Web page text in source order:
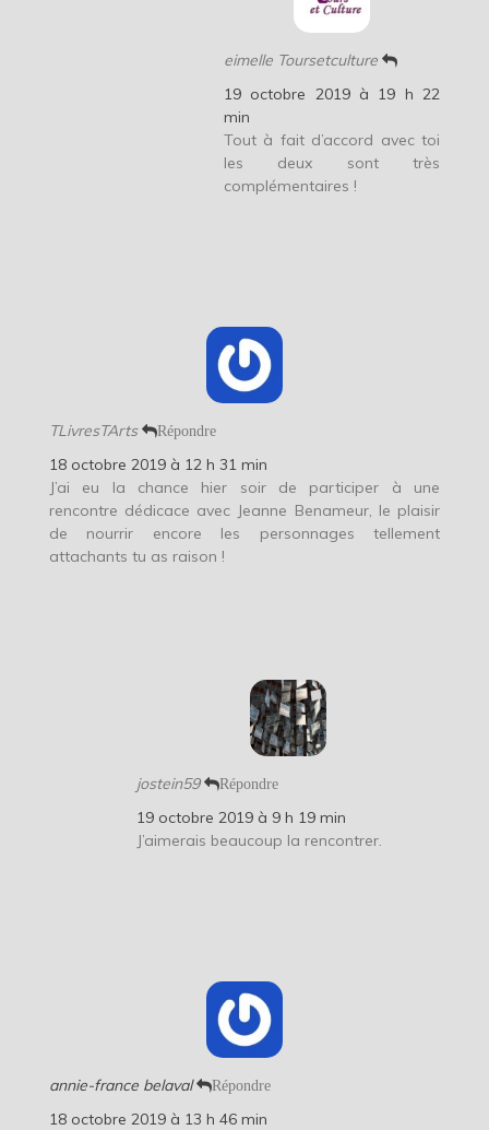
eimelle Toursetculture
19 octobre 2019 à 19 h 22
min
Tout à fait d’accord avec toi
les deux sont très
complémentaires !
TLivresTArts Répondre
18 octobre 2019 à 12 h 31 min
J’ai eu la chance hier soir de participer à une
rencontre dédicace avec Jeanne Benameur, le plaisir
de nourrir encore les personnages tellement
attachants tu as raison !
jostein59 Répondre
19 octobre 2019 à 9 h 19 min
J’aimerais beaucoup la rencontrer.
annie-france belaval Répondre
18 octobre 2019 à 13 h 46 min